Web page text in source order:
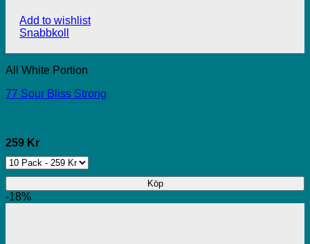
Add to wishlist
Snabbkoll
All White Portion
77 Sour Bliss Strong
259 Kr
Köp
-18%